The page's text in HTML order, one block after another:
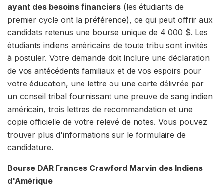
ayant des besoins financiers (les étudiants de
premier cycle ont la préférence), ce qui peut offrir aux
candidats retenus une bourse unique de 4 000 $. Les
étudiants indiens américains de toute tribu sont invités
à postuler. Votre demande doit inclure une déclaration
de vos antécédents familiaux et de vos espoirs pour
votre éducation, une lettre ou une carte délivrée par
un conseil tribal fournissant une preuve de sang indien
américain, trois lettres de recommandation et une
copie officielle de votre relevé de notes. Vous pouvez
trouver plus d'informations sur le formulaire de
candidature.
Bourse DAR Frances Crawford Marvin des Indiens
d'Amérique